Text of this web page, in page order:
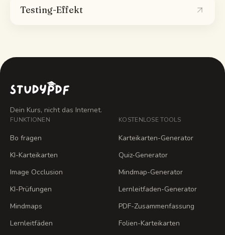
Testing-Effekt
Dein Kurs, nicht das Internet.
FUNKTIONEN
Bo fragen
KI-Karteikarten
Image Occlusion
KI-Prüfungen
Mindmaps
Lernleitfäden
KOSTENLOSE TOOLS
Karteikarten-Generator
Quiz-Generator
Mindmap-Generator
Lernleitfaden-Generator
PDF-Zusammenfassung
Folien-Karteikarten